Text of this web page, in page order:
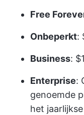
Free
Onbeperkt:
Business:
Enterprise:
genoemde
het